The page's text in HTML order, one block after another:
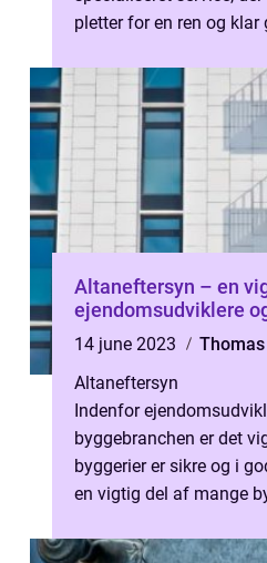
pletter for en ren og klar
Altaneftersyn – en
ejendomsudviklere
14 june 2023
Altaneftersyn
Indenfor
byggebranchen er det
byggerier er sikre og i
en vigtig del af mange